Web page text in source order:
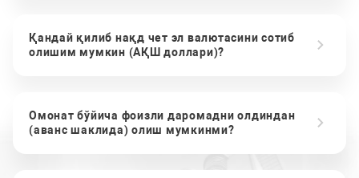
Қандай қилиб нақд чет эл валютасини сотиб
олишим мумкин (АҚШ доллари)?
Омонат бўйича фоизли даромадни олдиндан
(аванс шаклида) олиш мумкинми?